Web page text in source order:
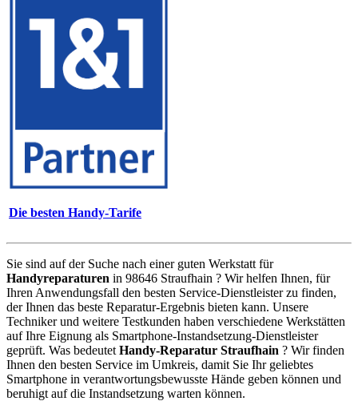
Die besten Handy-Tarife
Sie sind auf der Suche nach einer guten Werkstatt für
Handyreparaturen in 98646 Straufhain ? Wir helfen Ihnen, für
Ihren Anwendungsfall den besten Service-Dienstleister zu finden,
der Ihnen das beste Reparatur-Ergebnis bieten kann. Unsere
Techniker und weitere Testkunden haben verschiedene Werkstätten
auf Ihre Eignung als Smartphone-Instandsetzung-Dienstleister
geprüft. Was bedeutet Handy-Reparatur Straufhain ? Wir finden
Ihnen den besten Service im Umkreis, damit Sie Ihr geliebtes
Smartphone in verantwortungsbewusste Hände geben können und
beruhigt auf die Instandsetzung warten können.